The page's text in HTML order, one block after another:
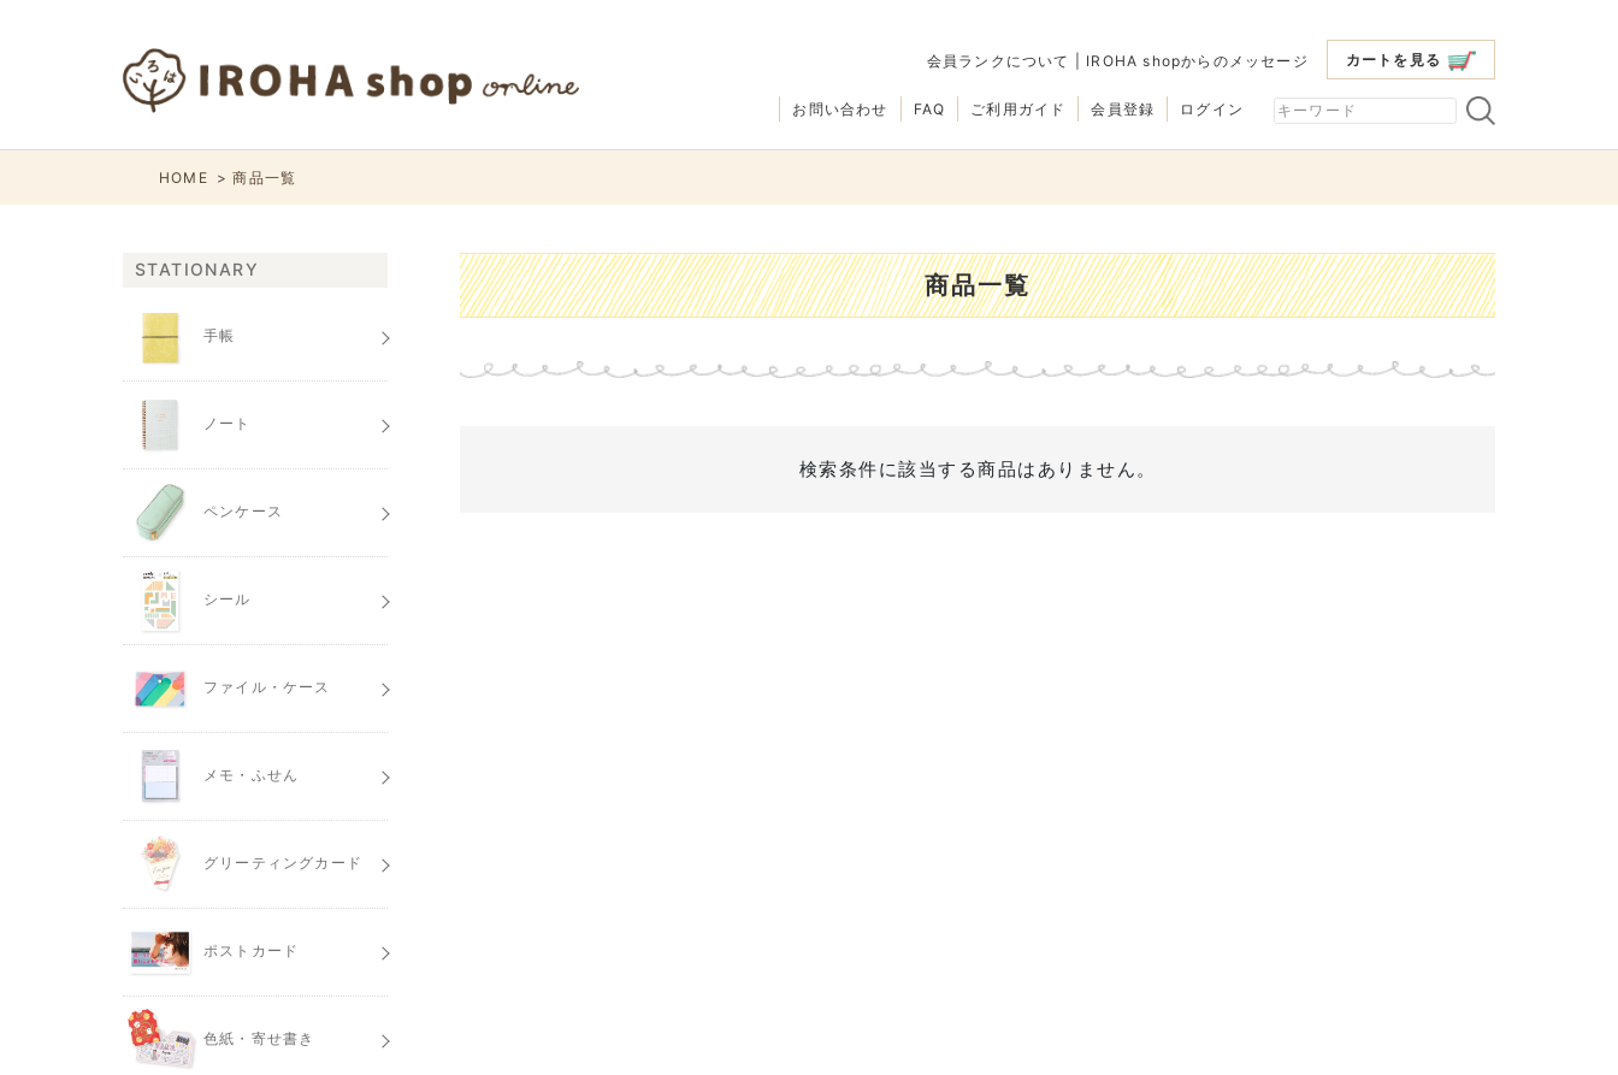
カートを見る
会員ランクについて IROHA shopからのメッセージ
会員登録 ログイン
ご利用ガイド
FAQ
お問い合わせ
HOME 商品一覧
商品一覧
検索条件に該当する商品はありません。
STATIONARY
手帳
ノート
ペンケース
シール
ファイル・ケース
メモ・ふせん
グリーティングカード
ポストカード
色紙・寄せ書き